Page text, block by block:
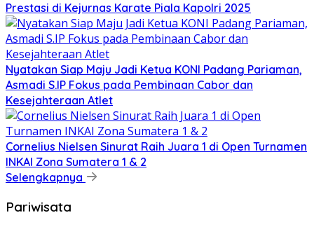
Prestasi di Kejurnas Karate Piala Kapolri 2025
Nyatakan Siap Maju Jadi Ketua KONI Padang Pariaman,
Asmadi S.IP Fokus pada Pembinaan Cabor dan
Kesejahteraan Atlet
Cornelius Nielsen Sinurat Raih Juara 1 di Open Turnamen
INKAI Zona Sumatera 1 & 2
Selengkapnya
Pariwisata